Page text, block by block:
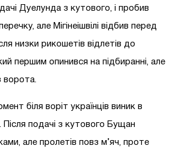
Дуелунда з кутового, і пробив
але Мігінеішвілі відбив перед
низки рикошетів відлетів до
першим опинився на підбиранні, але
ворота.
біля воріт українців виник в
Після подачі з кутового Бущан
але пролетів повз м’яч, проте